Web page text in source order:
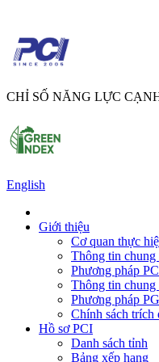
CHỈ SỐ NĂNG LỰC
English
Giới thiệu
Cơ quan thực
Thông tin chung
Phương pháp
Thông tin chung
Phương pháp
Chính sách trích
Hồ sơ PCI
Danh sách tỉnh
Bảng xếp hạng